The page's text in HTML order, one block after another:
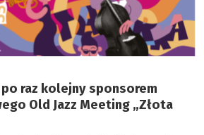
raz kolejny sponsorem
Old Jazz Meeting „Złota